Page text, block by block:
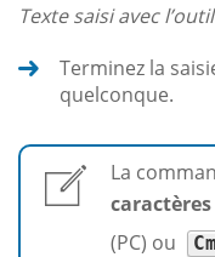
Texte saisi avec l’outil
Terminez la
quelconque.
La
(PC) ou